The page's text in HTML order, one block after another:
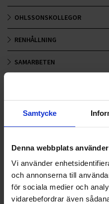
Samtycke
Denna webbplats
Vi använder
och annonserna till
för sociala medier och
vidarebefordrar även
OHLSSONSKOLLEGOR
RENHÅLLNING
SAMARBETEN